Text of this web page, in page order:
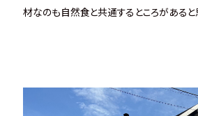
材なのも自然食と共通するところがあると